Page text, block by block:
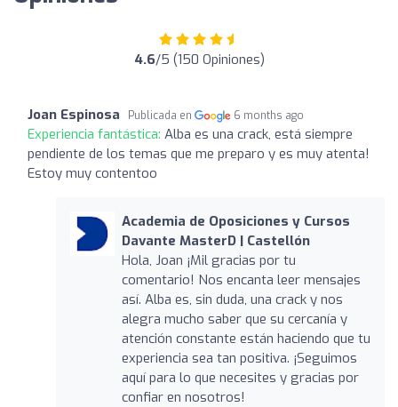
4.6/5 (150 Opiniones)
Joan Espinosa Publicada en 6 months ago
Experiencia fantástica: Alba es una crack, está siempre
pendiente de los temas que me preparo y es muy atenta!
Estoy muy contentoo
Academia de Oposiciones y Cursos
Davante MasterD | Castellón
Hola, Joan ¡Mil gracias por tu
comentario! Nos encanta leer mensajes
así. Alba es, sin duda, una crack y nos
alegra mucho saber que su cercanía y
atención constante están haciendo que tu
experiencia sea tan positiva. ¡Seguimos
aquí para lo que necesites y gracias por
confiar en nosotros!